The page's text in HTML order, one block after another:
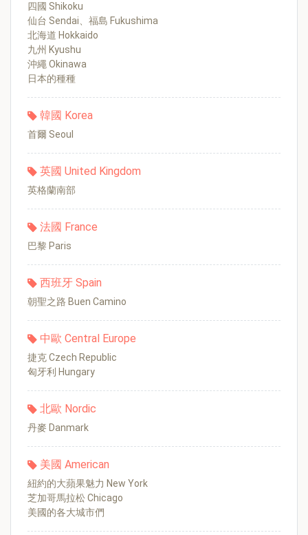
四國 Shikoku
仙台 Sendai、福島 Fukushima
北海道 Hokkaido
九州 Kyushu
沖繩 Okinawa
日本的種種
韓國 Korea
首爾 Seoul
英國 United Kingdom
英格蘭南部
法國 France
巴黎 Paris
西班牙 Spain
朝聖之路 Buen Camino
中歐 Central Europe
捷克 Czech Republic
匈牙利 Hungary
北歐 Nordic
丹麥 Danmark
美國 American
紐約的大蘋果魅力 New York
芝加哥馬拉松 Chicago
美國的各大城市們